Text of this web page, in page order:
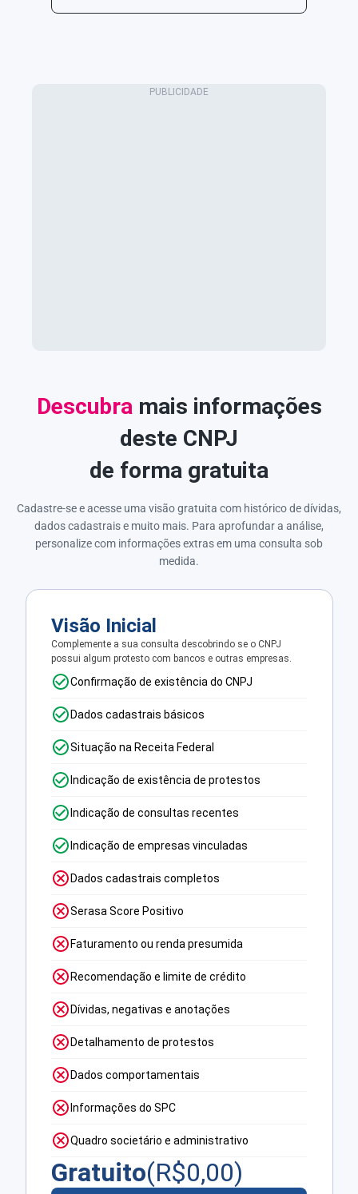
Descubra mais informações
deste CNPJ
de forma gratuita
Cadastre-se e acesse uma visão gratuita com histórico de dívidas,
dados cadastrais e muito mais. Para aprofundar a análise,
personalize com informações extras em uma consulta sob
medida.
Visão Inicial
Complemente a sua consulta descobrindo se o CNPJ
possui algum protesto com bancos e outras empresas.
Confirmação de existência do CNPJ
Dados cadastrais básicos
Situação na Receita Federal
Indicação de existência de protestos
Indicação de consultas recentes
Indicação de empresas vinculadas
Dados cadastrais completos
Serasa Score Positivo
Faturamento ou renda presumida
Recomendação e limite de crédito
Dívidas, negativas e anotações
Detalhamento de protestos
Dados comportamentais
Informações do SPC
Quadro societário e administrativo
Gratuito(R$0,00)